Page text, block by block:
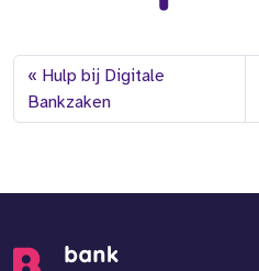
Hulp bij Digitale
Bankzaken